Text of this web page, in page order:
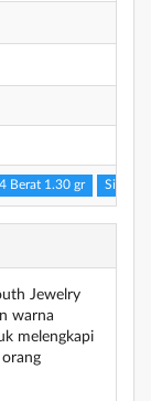
Berat 1.30 gr Size 14
Jewelry
warna
melengkapi